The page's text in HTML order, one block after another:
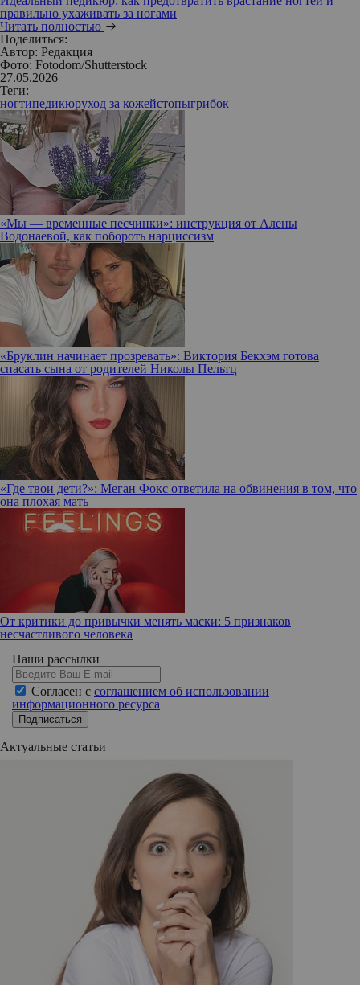
правильно ухаживать за ногами
Читать полностью
Поделиться:
Автор: Редакция
Фото: Fotodom/Shutterstock
27.05.2026
Теги:
ногтипедикюруход за кожейстопыгрибок
«Мы — временные песчинки»: инструкция от Алены
Водонаевой, как побороть нарциссизм
«Бруклин начинает прозревать»: Виктория Бекхэм готова
спасать сына от родителей Николы Пельтц
«Где твои дети?»: Меган Фокс ответила на обвинения в том, что
она плохая мать
От критики до привычки менять маски: 5 признаков
несчастливого человека
Наши рассылки
Согласен с соглашением об использовании
информационного ресурса
Подписаться
Актуальные статьи